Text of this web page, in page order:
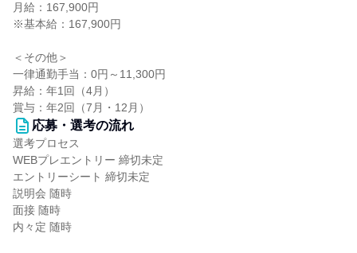
月給：167,900円
※基本給：167,900円
＜その他＞
一律通勤手当：0円～11,300円
昇給：年1回（4月）
賞与：年2回（7月・12月）
応募・選考の流れ
選考プロセス
WEBプレエントリー 締切未定
エントリーシート 締切未定
説明会 随時
面接 随時
内々定 随時